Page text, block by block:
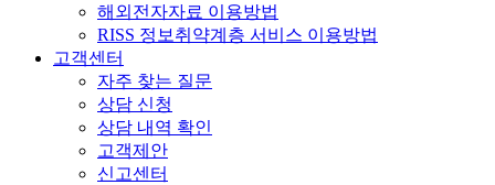
해외전자자료 이용방법
RISS 정보취약계층 서비스 이용방법
고객센터
자주 찾는 질문
상담 신청
상담 내역 확인
고객제안
신고센터